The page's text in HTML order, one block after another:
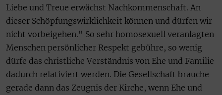
Liebe und Treue erwächst Nachkommenschaft. An
dieser Schöpfungswirklichkeit können und dürfen wir
nicht vorbeigehen." So sehr homosexuell veranlagten
Menschen persönlicher Respekt gebühre, so wenig
dürfe das christliche Verständnis von Ehe und Familie
dadurch relativiert werden. Die Gesellschaft brauche
gerade dann das Zeugnis der Kirche, wenn Ehe und